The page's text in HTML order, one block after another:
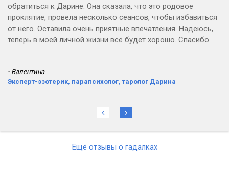
обратиться к Дарине. Она сказала, что это родовое
проклятие, провела несколько сеансов, чтобы избавиться
от него. Оставила очень приятные впечатления. Надеюсь,
теперь в моей личной жизни всё будет хорошо. Спасибо.
- Валентина
Эксперт-эзотерик, парапсихолог, таролог Дарина
Ещё отзывы о гадалках